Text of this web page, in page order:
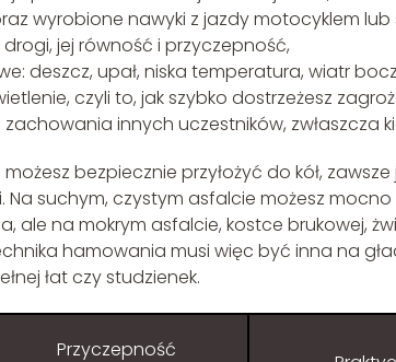
wyrobione nawyki z jazdy motocyklem
jej równość i przyczepność,
deszcz, upał, niska temperatura, wiatr
czyli to, jak szybko dostrzeżesz
innych uczestników, zwłaszcza
możesz bezpiecznie przyłożyć do kół,
suchym, czystym asfalcie możesz
ale na mokrym asfalcie, kostce brukowej,
hamowania musi więc być inna na
łat czy studzienek.
Przyczepność